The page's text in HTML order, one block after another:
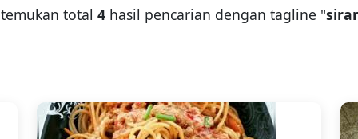
total 4 hasil pencarian dengan tagline "